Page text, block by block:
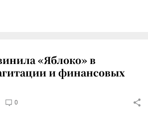
«Яблоко» в
и финансовых
0